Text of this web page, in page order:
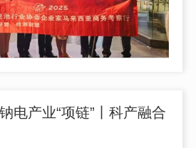
电产业“项链”丨科产融合